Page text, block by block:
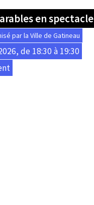
en spectacle
par la Ville de Gatineau
de 18:30 à 19:30